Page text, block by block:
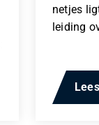
netjes
leiding